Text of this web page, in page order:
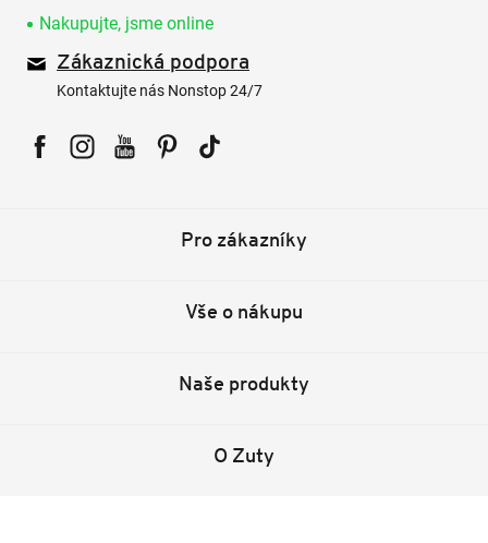
Nakupujte, jsme online
Zákaznická podpora
Kontaktujte nás Nonstop 24/7
Pro zákazníky
Vše o nákupu
Naše produkty
O Zuty